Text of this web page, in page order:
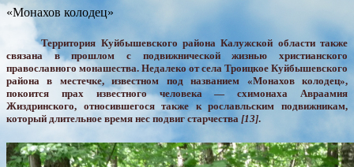
«Монахов колодец»
Территория Куйбышевского района Калужской области также
связана в прошлом с подвижнической жизнью христианского
православного монашества. Недалеко от села Троицкое Куйбышевского
района в местечке, известном под названием «Монахов колодец»,
покоится прах известного человека — схимонаха Авраамия
Жиздринского, относившегося также к рославльским подвижникам,
который длительное время нес подвиг старчества [13].